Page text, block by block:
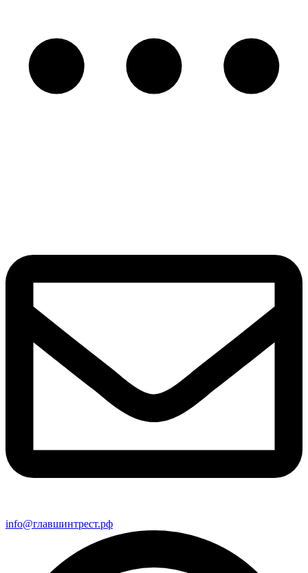
info@главшинтрест.рф